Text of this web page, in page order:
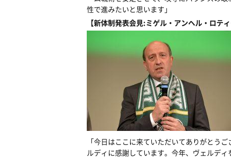
性で進みたいと思います」
【新体制発表会見:ミゲル・アンヘル・ロティ
「今日はここに来ていただいてありがとう
ルディに感謝しています。今年、ヴェルデ